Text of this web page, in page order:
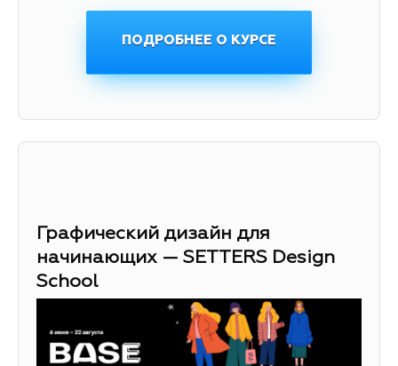
ПОДРОБНЕЕ О КУРСЕ
Графический дизайн для
начинающих — SETTERS Design
School